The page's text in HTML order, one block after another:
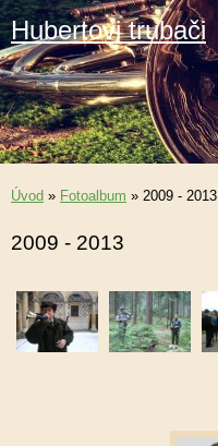
Hubertovi trubači
Úvod » Fotoalbum » 2009 - 2013
2009 - 2013